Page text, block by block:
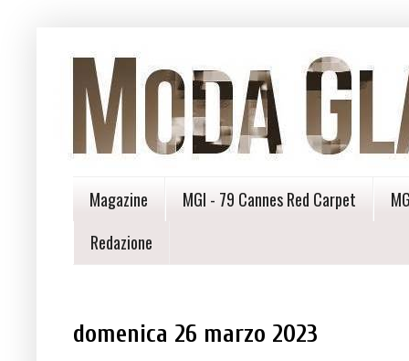
Magazine MGI - 79 Cannes Red Carpet
Redazione
domenica 26 marzo 2023